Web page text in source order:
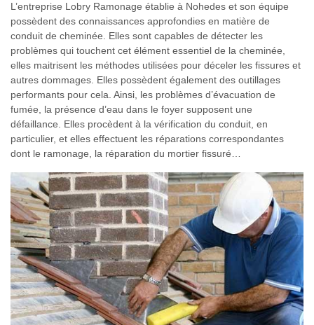
L’entreprise Lobry Ramonage établie à Nohedes et son équipe
possèdent des connaissances approfondies en matière de
conduit de cheminée. Elles sont capables de détecter les
problèmes qui touchent cet élément essentiel de la cheminée,
elles maitrisent les méthodes utilisées pour déceler les fissures et
autres dommages. Elles possèdent également des outillages
performants pour cela. Ainsi, les problèmes d’évacuation de
fumée, la présence d’eau dans le foyer supposent une
défaillance. Elles procèdent à la vérification du conduit, en
particulier, et elles effectuent les réparations correspondantes
dont le ramonage, la réparation du mortier fissuré…